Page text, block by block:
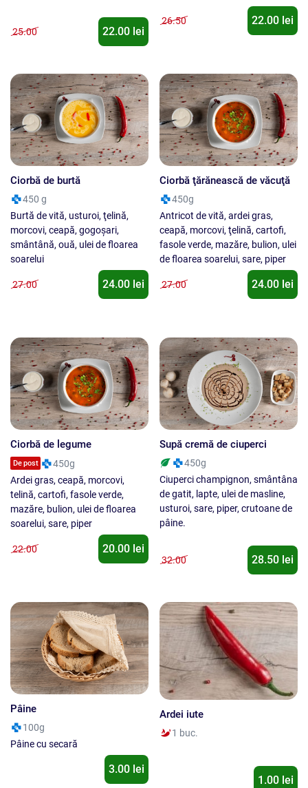
25.00 22.00 lei
pasta de ardei dulce, sare.
26.50
22.00 lei
Ciorbă de burtă
450 g
Burtă de vită, usturoi, ţelină,
morcovi, ceapă, gogoşari,
smântână, ouă, ulei de floarea
soarelui
27.00 24.00 lei
Ciorbă ţărănească de văcuţă
450g
Antricot de vită, ardei gras,
ceapă, morcovi, ţelină, cartofi,
fasole verde, mazăre, bulion, ulei
de floarea soarelui, sare, piper
27.00 24.00 lei
Ciorbă de legume
De post
450g
Ardei gras, ceapă, morcovi,
telină, cartofi, fasole verde,
mazăre, bulion, ulei de floarea
soarelui, sare, piper
22.00 20.00 lei
Supă cremă de ciuperci
450g
Ciuperci champignon, smântâna
de gatit, lapte, ulei de masline,
usturoi, sare, piper, crutoane de
pâine.
32.00 28.50 lei
Pâine
100g
Pâine cu secară
3.00 lei
Ardei iute
1 buc.
1.00 lei